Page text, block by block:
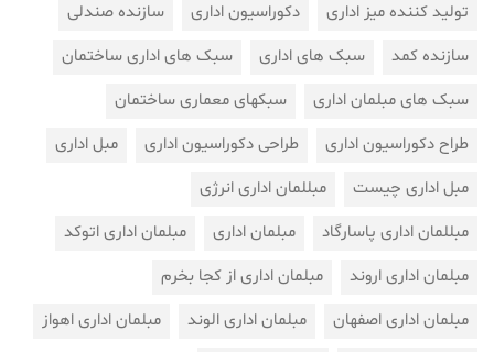
تولید کننده میز اداری
دکوراسیون اداری
سازنده صندلی
سازنده کمد
سبک های اداری
سبک های اداری ساختمان
سبک های مبلمان اداری
سبکهای معماری ساختمان
طراح دکوراسیون اداری
طراحی دکوراسیون اداری
مبل اداری
مبل اداری چیست
مبللمان اداری انرژی
مبللمان اداری پاسارگاد
مبلمان اداری
مبلمان اداری اتوکد
مبلمان اداری اروند
مبلمان اداری از کجا بخرم
مبلمان اداری اصفهان
مبلمان اداری الوند
مبلمان اداری اهواز